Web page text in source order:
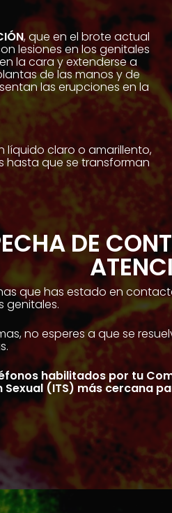
, que en el brote actual
lesiones en los genitales
la cara y extenderse a
de las manos y de
las erupciones en la
líquido claro o amarillento,
que se transforman
DE
que has estado en
genitales.
no esperes a que se
habilitados por tu
Sexual (ITS) más cercana